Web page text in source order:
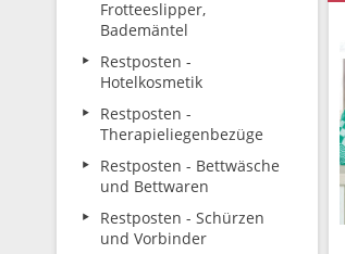
Frotteeslipper,
Bademäntel
Restposten -
Hotelkosmetik
Restposten -
Therapieliegenbezüge
Restposten - Bettwäsche
und Bettwaren
Restposten - Schürzen
und Vorbinder